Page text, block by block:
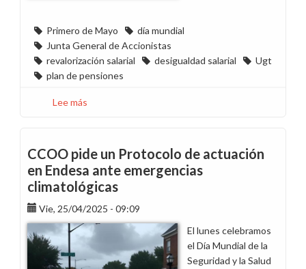
Primero de Mayo
día mundial
Junta General de Accionistas
revalorización salarial
desigualdad salarial
Ugt
plan de pensiones
Lee más
1º
de
Mayo
somos
más
esenciales
que
nunca
CCOO pide un Protocolo de actuación
en Endesa ante emergencias
climatológicas
Vie, 25/04/2025 - 09:09
El lunes celebramos
el Día Mundial de la
Seguridad y la Salud